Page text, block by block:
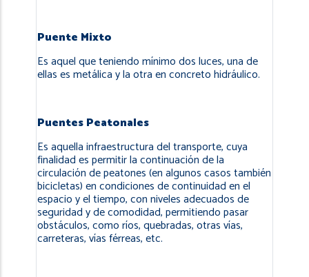
Puente Mixto
Es aquel que teniendo mínimo dos luces, una de
ellas es metálica y la otra en concreto hidráulico.
Puentes Peatonales
Es aquella infraestructura del transporte, cuya
finalidad es permitir la continuación de la
circulación de peatones (en algunos casos también
bicicletas) en condiciones de continuidad en el
espacio y el tiempo, con niveles adecuados de
seguridad y de comodidad, permitiendo pasar
obstáculos, como ríos, quebradas, otras vías,
carreteras, vías férreas, etc.